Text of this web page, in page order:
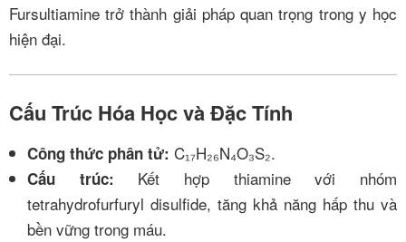
Fursultiamine trở thành giải pháp quan trọng trong y học
hiện đại.
Cấu Trúc Hóa Học và Đặc Tính
Công thức phân tử: C₁₇H₂₆N₄O₃S₂.
Cấu trúc: Kết hợp thiamine với nhóm
tetrahydrofurfuryl disulfide, tăng khả năng hấp thu và
bền vững trong máu.